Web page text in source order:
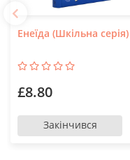
Енеїда (Шкільна серія)
£8.80
Закінчився